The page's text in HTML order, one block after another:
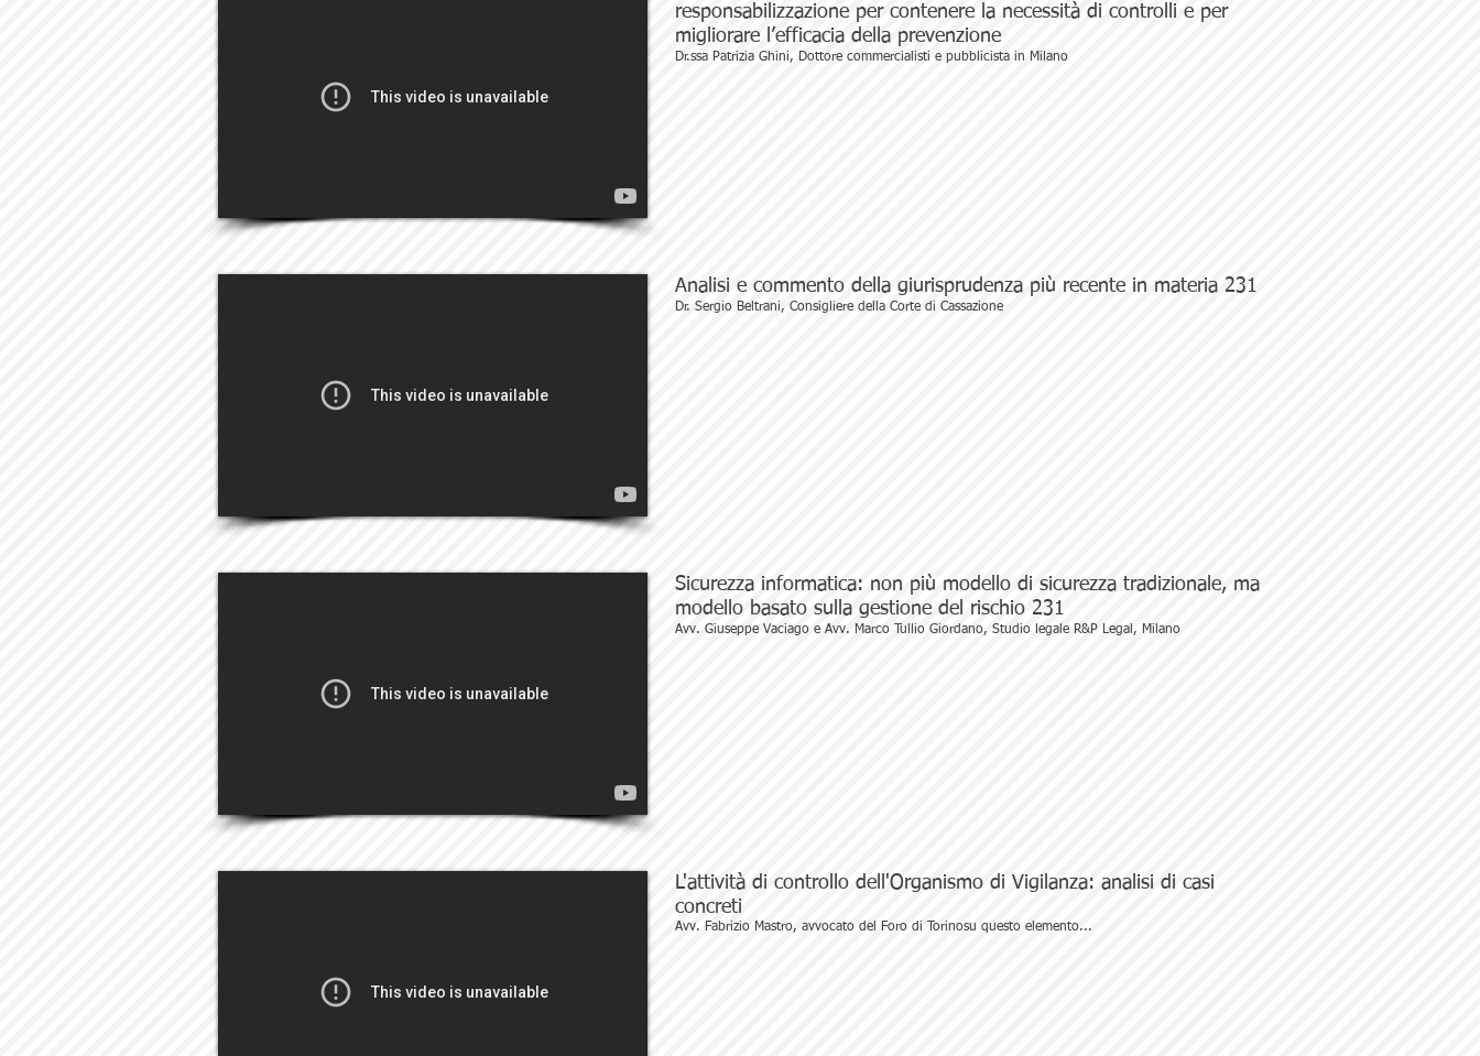
responsabilizzazione per contenere la necessità di controlli e per
migliorare l’efficacia della prevenzione
Dr.ssa Patrizia Ghini, Dottore commercialisti e pubblicista in Milano
Analisi e commento della giurisprudenza più recente in materia 231
Dr. Sergio Beltrani, Consigliere della Corte di Cassazione
Sicurezza informatica: non più modello di sicurezza tradizionale, ma
modello basato sulla gestione del rischio 231
Avv. Giuseppe Vaciago e Avv. Marco Tullio Giordano, Studio legale R&P Legal, Milano
L'attività di controllo dell'Organismo di Vigilanza: analisi di casi
concreti
Avv. Fabrizio Mastro, avvocato del Foro di Torinosu questo elemento...